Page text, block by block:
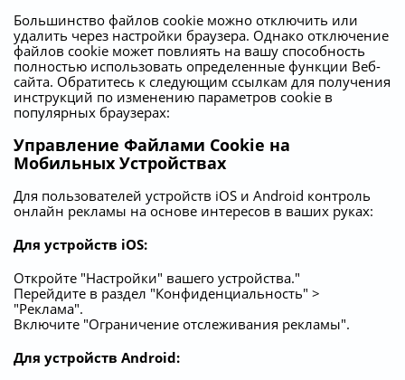
Большинство файлов cookie можно отключить или
удалить через настройки браузера. Однако отключение
файлов cookie может повлиять на вашу способность
полностью использовать определенные функции Веб-
сайта. Обратитесь к следующим ссылкам для получения
инструкций по изменению параметров cookie в
популярных браузерах:
Управление Файлами Cookie на
Мобильных Устройствах
Для пользователей устройств iOS и Android контроль
онлайн рекламы на основе интересов в ваших руках:
Для устройств iOS:
Откройте "Настройки" вашего устройства."
Перейдите в раздел "Конфиденциальность" >
"Реклама".
Включите "Ограничение отслеживания рекламы".
Для устройств Android: